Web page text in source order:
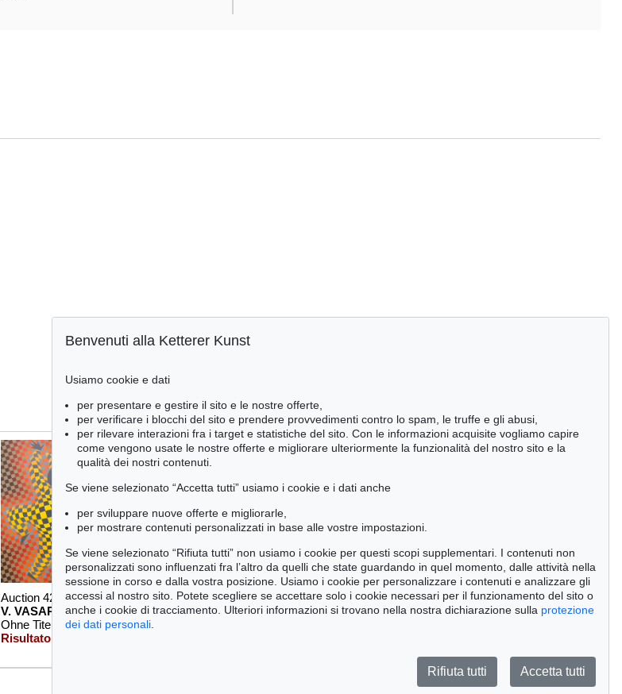
Auction 420 - Lot 843
V. VASARELY
Ohne Titel
, 1987
Risultato:
Auction 429 - Lot 928
VICTOR VASARELY
ZETT-ZS
Auction 489 - Lot 160
V. VASARELY
Auction 437 - Lot 848
VICTOR VASARELY
Benvenuti alla Ketterer Kunst
Usiamo cookie e dati
per presentare e gestire il sito e le nostre offerte,
per verificare i blocchi del sito e prendere provvedimenti contro lo spam, le truffe e gli abusi,
per rilevare interazioni fra i target e statistiche del sito. Con le informazioni acquisite vogliamo capire
come vengono usate le nostre offerte e migliorare ulteriormente la funzionalità del nostro sito e la
qualità dei nostri contenuti.
Se viene selezionato “Accetta tutti” usiamo i cookie e i dati anche
per sviluppare nuove offerte e migliorarle,
per mostrare contenuti personalizzati in base alle vostre impostazioni.
Se viene selezionato “Rifiuta tutti” non usiamo i cookie per questi scopi supplementari. I contenuti non
personalizzati sono influenzati fra l’altro da quelli che state guardando in quel momento, dalle attività nella
sessione in corso e dalla vostra posizione. Usiamo i cookie per personalizzare i contenuti e analizzare gli
accessi al nostro sito. Potete scegliere se accettare solo i cookie necessari per il funzionamento del sito o
anche i cookie di tracciamento. Ulteriori informazioni si trovano nella nostra dichiarazione sulla protezione
dei dati personali
Rifiuta tutti Accetta tutti